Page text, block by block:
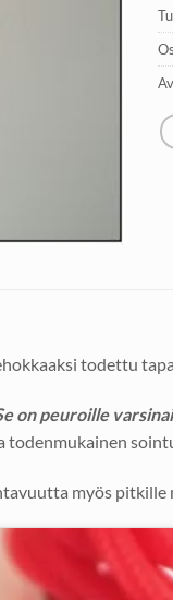
todettu
on peuroille
myös pitkille